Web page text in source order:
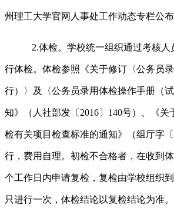
州理工大学官网人事处工作动态专栏公布
2.体检。学校统一组织通过考核
行体检。体检参照《关于修订〈公务员
行）〉及〈公务员录用体检操作手册（
知》（人社部发〔2016〕140号）、《
检有关项目检查标准的通知》（组厅字
行，费用自理。初检不合格者，在收到
个工作日内申请复检，复检由学校组织
只进行一次，体检结论以复检结论为准